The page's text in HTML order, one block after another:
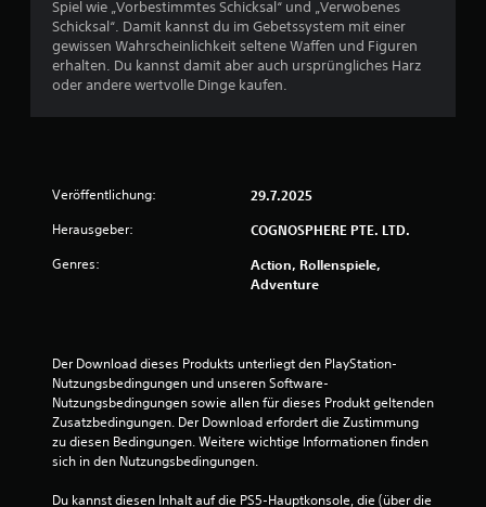
g
e
n
Spiel wie „Vorbestimmtes Schicksal“ und „Verwobenes
Schicksal“. Damit kannst du im Gebetssystem mit einer
gewissen Wahrscheinlichkeit seltene Waffen und Figuren
erhalten. Du kannst damit aber auch ursprüngliches Harz
oder andere wertvolle Dinge kaufen.
Veröffentlichung: 29.7.2025
Herausgeber: COGNOSPHERE PTE. LTD.
Genres:
Action, Rollenspiele,
Adventure
Der Download dieses Produkts unterliegt den PlayStation-
Nutzungsbedingungen und unseren Software-
Nutzungsbedingungen sowie allen für dieses Produkt geltenden
Zusatzbedingungen. Der Download erfordert die Zustimmung
zu diesen Bedingungen. Weitere wichtige Informationen finden
sich in den Nutzungsbedingungen.
Du kannst diesen Inhalt auf die PS5-Hauptkonsole, die (über die